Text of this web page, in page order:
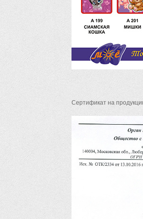
Сертификат на